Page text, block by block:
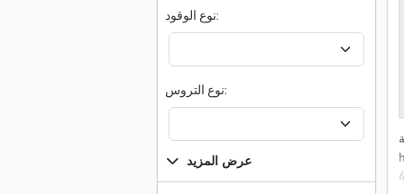
نوع الوقود:
نوع التروس:
عرض المزيد
h